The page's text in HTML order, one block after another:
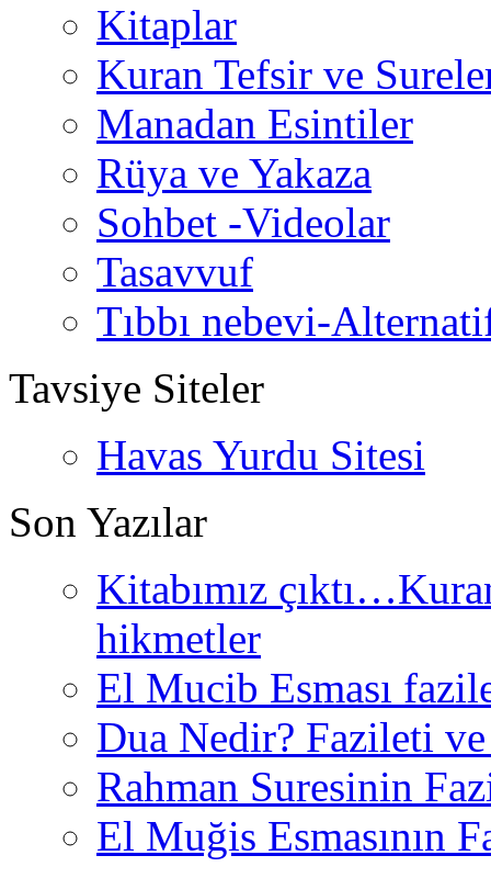
Kitaplar
Kuran Tefsir ve
Manadan Esintiler
Rüya ve Yakaza
Sohbet -Videolar
Tasavvuf
Tıbbı nebevi-
Tavsiye Siteler
Havas Yurdu Sitesi
Son Yazılar
Kitabımız
hikmetler
El Mucib Esması
Dua Nedir? Fazileti
Rahman Suresinin
El Muğis Esmasının